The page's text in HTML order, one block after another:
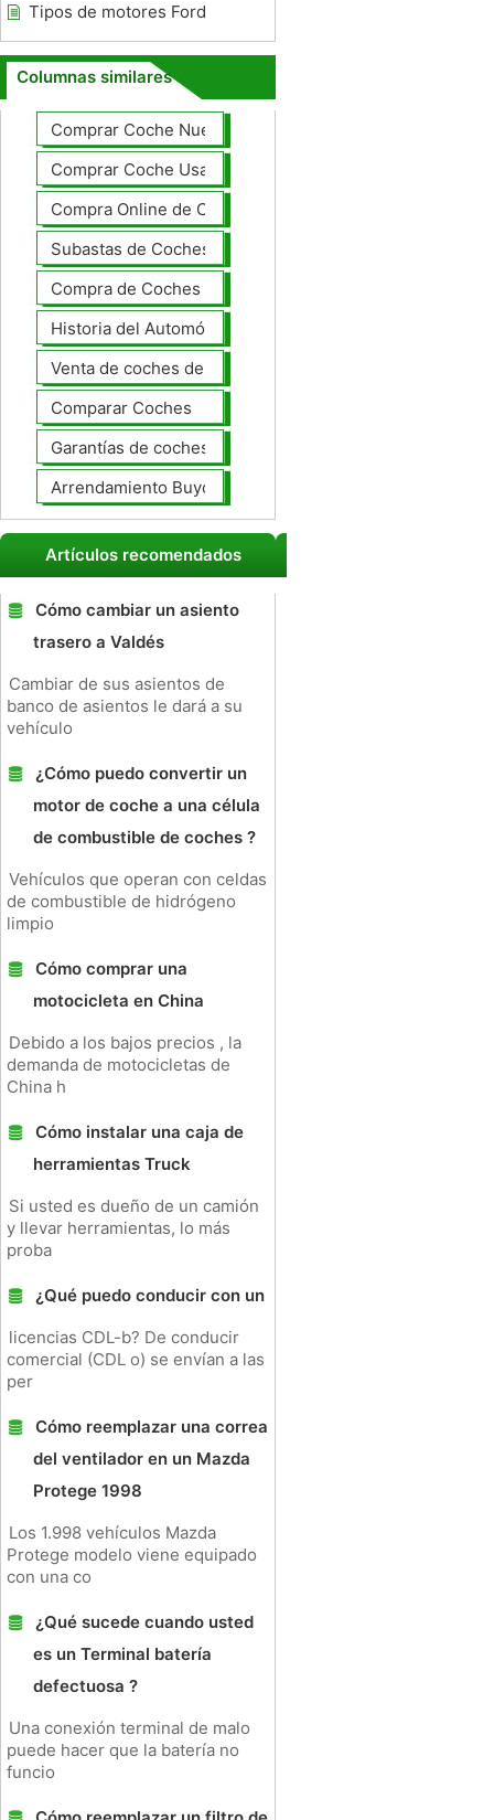
Tipos de motores Ford
Columnas similares
Comprar Coche Nuevo
Comprar Coche Usado
Compra Online de Coches
Subastas de Coches
Compra de Coches Basics
Historia del Automóvil
Venta de coches de lujo
Comparar Coches
Garantías de coches ampliado
Arrendamiento Buyout
Artículos recomendados
Cómo cambiar un asiento
trasero a Valdés
Cambiar de sus asientos de
banco de asientos le dará a su
vehículo
¿Cómo puedo convertir un
motor de coche a una célula
de combustible de coches ?
Vehículos que operan con celdas
de combustible de hidrógeno
limpio
Cómo comprar una
motocicleta en China
Debido a los bajos precios , la
demanda de motocicletas de
China h
Cómo instalar una caja de
herramientas Truck
Si usted es dueño de un camión
y llevar herramientas, lo más
proba
¿Qué puedo conducir con un
licencias CDL-b? De conducir
comercial (CDL o) se envían a las
per
Cómo reemplazar una correa
del ventilador en un Mazda
Protege 1998
Los 1.998 vehículos Mazda
Protege modelo viene equipado
con una co
¿Qué sucede cuando usted
es un Terminal batería
defectuosa ?
Una conexión terminal de malo
puede hacer que la batería no
funcio